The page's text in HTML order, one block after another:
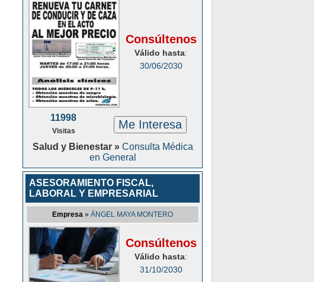
Consúltenos
Válido hasta:
30/06/2030
11998
Visitas Me Interesa
Salud y Bienestar » Consulta Médica
en General
ASESORAMIENTO FISCAL,
LABORAL Y EMPRESARIAL
Empresa » ÁNGEL MAYA MONTERO
Consúltenos
Válido hasta:
31/10/2030